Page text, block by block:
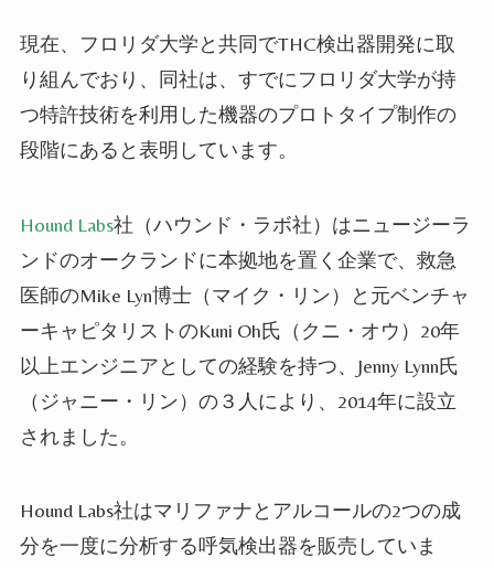
現在、 フロリダ大学と共同でTHC検出器開発に取
り組んでおり、同社は、すでにフロリダ大学が持
つ特許技術を利用した機器のプロトタイプ制作の
段階にあると表明しています。
Hound Labs社（ハウンド・ラボ社）はニュージーラ
ンドのオークランドに本拠地を置く企業で、救急
医師のMike Lyn博士（マイク・リン）と元ベンチャ
ーキャピタリストのKuni Oh氏（クニ・オウ）20年
以上エンジニアとしての経験を持つ、Jenny Lynn氏
（ジャニー・リン）の３人により、2014年に設立
されました。
Hound Labs社はマリファナとアルコールの2つの成
分を一度に分析する呼気検出器を販売していま